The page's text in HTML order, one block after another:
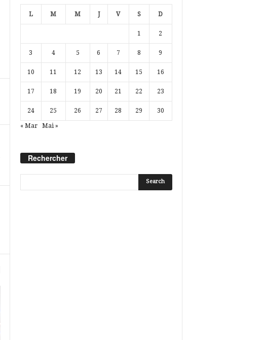
L M M J V S D
1 2
3 4 5 6 7 8 9
10 11 12 13 14 15 16
17 18 19 20 21 22 23
24 25 26 27 28 29 30
« Mar Mai »
Rechercher